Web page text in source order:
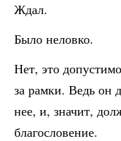
Ждал.
Было неловко.
Нет, это
за рамки. Ведь он
нее, и, значит,
благословение.